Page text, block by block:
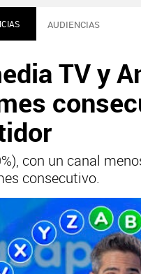
AUDIENCIAS
TV y
con un canal
consecutivo.